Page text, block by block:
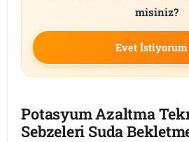
misiniz?
Evet İstiyorum
Potasyum Azaltma
Sebzeleri Suda